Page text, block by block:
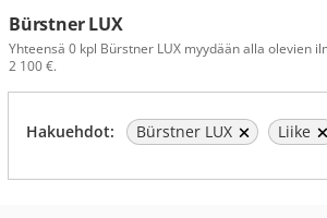
Bürstner LUX
Yhteensä 0 kpl Bürstner LUX myydään alla olevien
2 100 €.
Hakuehdot: Bürstner LUX Liike